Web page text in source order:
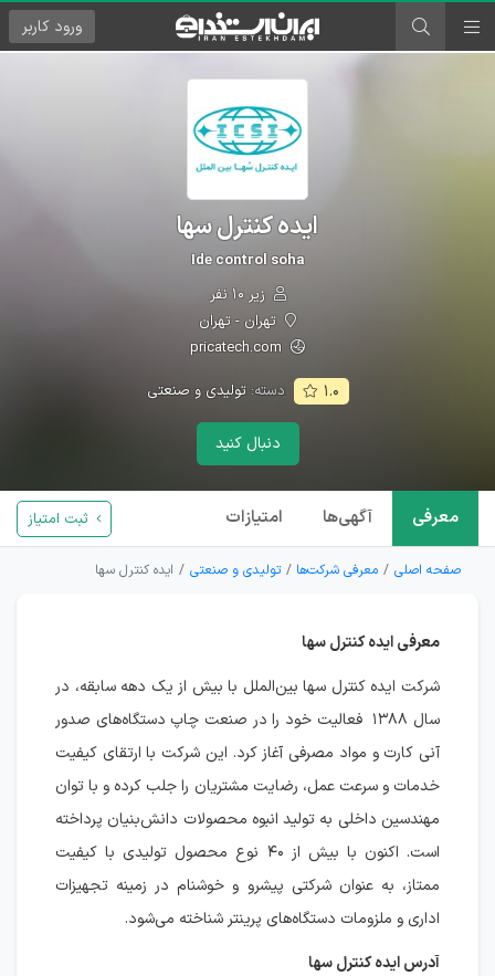
ورود کاربر
ایده کنترل سها
Ide control soha
زیر ۱۰ نفر
تهران - تهران
۱.۰ دسته:تولیدی و صنعتی
دنبال کنید
معرفی آگهی‌ها امتیازات ثبت امتیاز
صفحه اصلی معرفی شرکت‌ها تولیدی و صنعتی ایده کنترل سها
معرفی ایده کنترل سها
شرکت ایده کنترل سها بین‌الملل با بیش از یک دهه سابقه، در
سال ۱۳۸۸ فعالیت خود را در صنعت چاپ دستگاه‌های صدور
آنی کارت و مواد مصرفی آغاز کرد. این شرکت با ارتقای کیفیت
خدمات و سرعت عمل، رضایت مشتریان را جلب کرده و با توان
مهندسین داخلی به تولید انبوه محصولات دانش‌بنیان پرداخته
است. اکنون با بیش از ۴۰ نوع محصول تولیدی با کیفیت
ممتاز، به عنوان شرکتی پیشرو و خوشنام در زمینه تجهیزات
اداری و ملزومات دستگاه‌های پرینتر شناخته می‌شود.
آدرس ایده کنترل سها